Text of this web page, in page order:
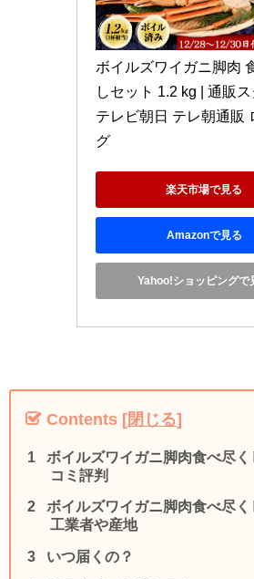
ボイルズワイガニ脚肉
しセット 1.2 kg | 通販
テレビ朝日 テレ朝通販
グ
楽天市場で見る
Amazonで見る
Yahoo!ショッピングで
Contents [閉じる]
ボイルズワイガニ脚肉食べ尽
コミ評判
ボイルズワイガニ脚肉食べ尽
工業者や産地
いつ届くの？